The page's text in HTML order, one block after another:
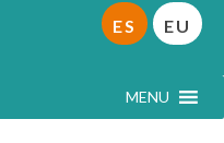
MENU
ES EU